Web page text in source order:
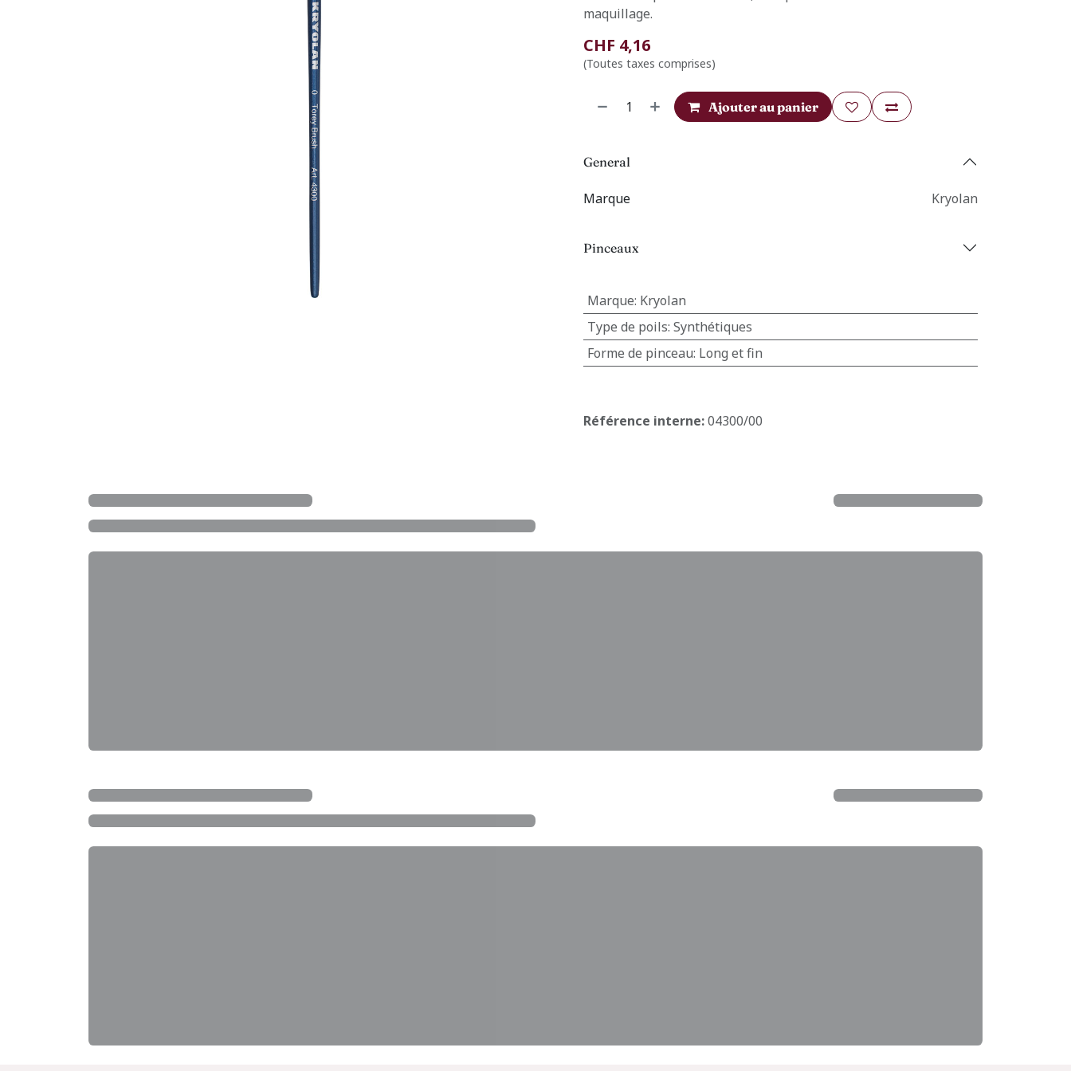
maquillage.
CHF 4,16
(Toutes taxes comprises)
Ajouter au panier
General
Marque Kryolan
Pinceaux
Marque: Kryolan
Type de poils: Synthétiques
Forme de pinceau: Long et fin
Référence interne:04300/00